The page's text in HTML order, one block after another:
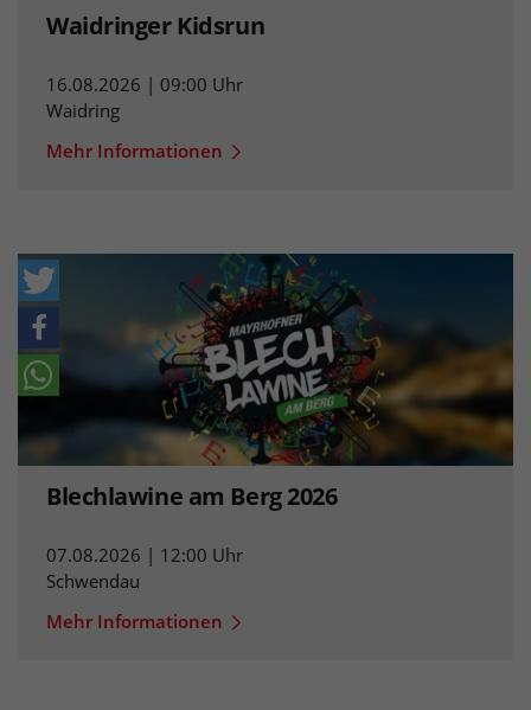
Waidringer Kidsrun
16.08.2026 | 09:00 Uhr
Waidring
Mehr Informationen
Blechlawine am Berg 2026
07.08.2026 | 12:00 Uhr
Schwendau
Mehr Informationen